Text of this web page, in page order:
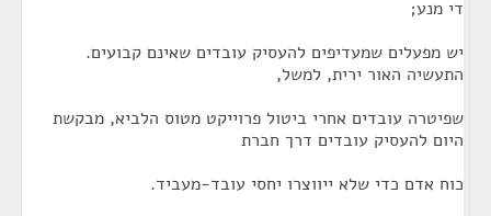
די מנע;
יש מפעלים שמעדיפים להעסיק עובדים שאינם קבועים.
התעשיה האור ירית, למשל,
שפיטרה עובדים אחרי ביטול פרוייקט מטוס הלביא, מבקשת
היום להעסיק עובדים דרך חברת
כוח אדם כדי שלא ייווצרו יחסי עובד-מעביד.